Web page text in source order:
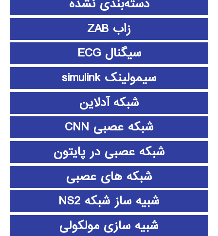
دسته‌بندی نشده
زاب ZAB
سیگنال ECG
سیمولینک simulink
شبکه آدلاین
شبکه عصبی CNN
شبکه عصبی در پایتون
شبکه های عصبی
شبیه ساز شبکه NS2
شبیه سازی مولکولی